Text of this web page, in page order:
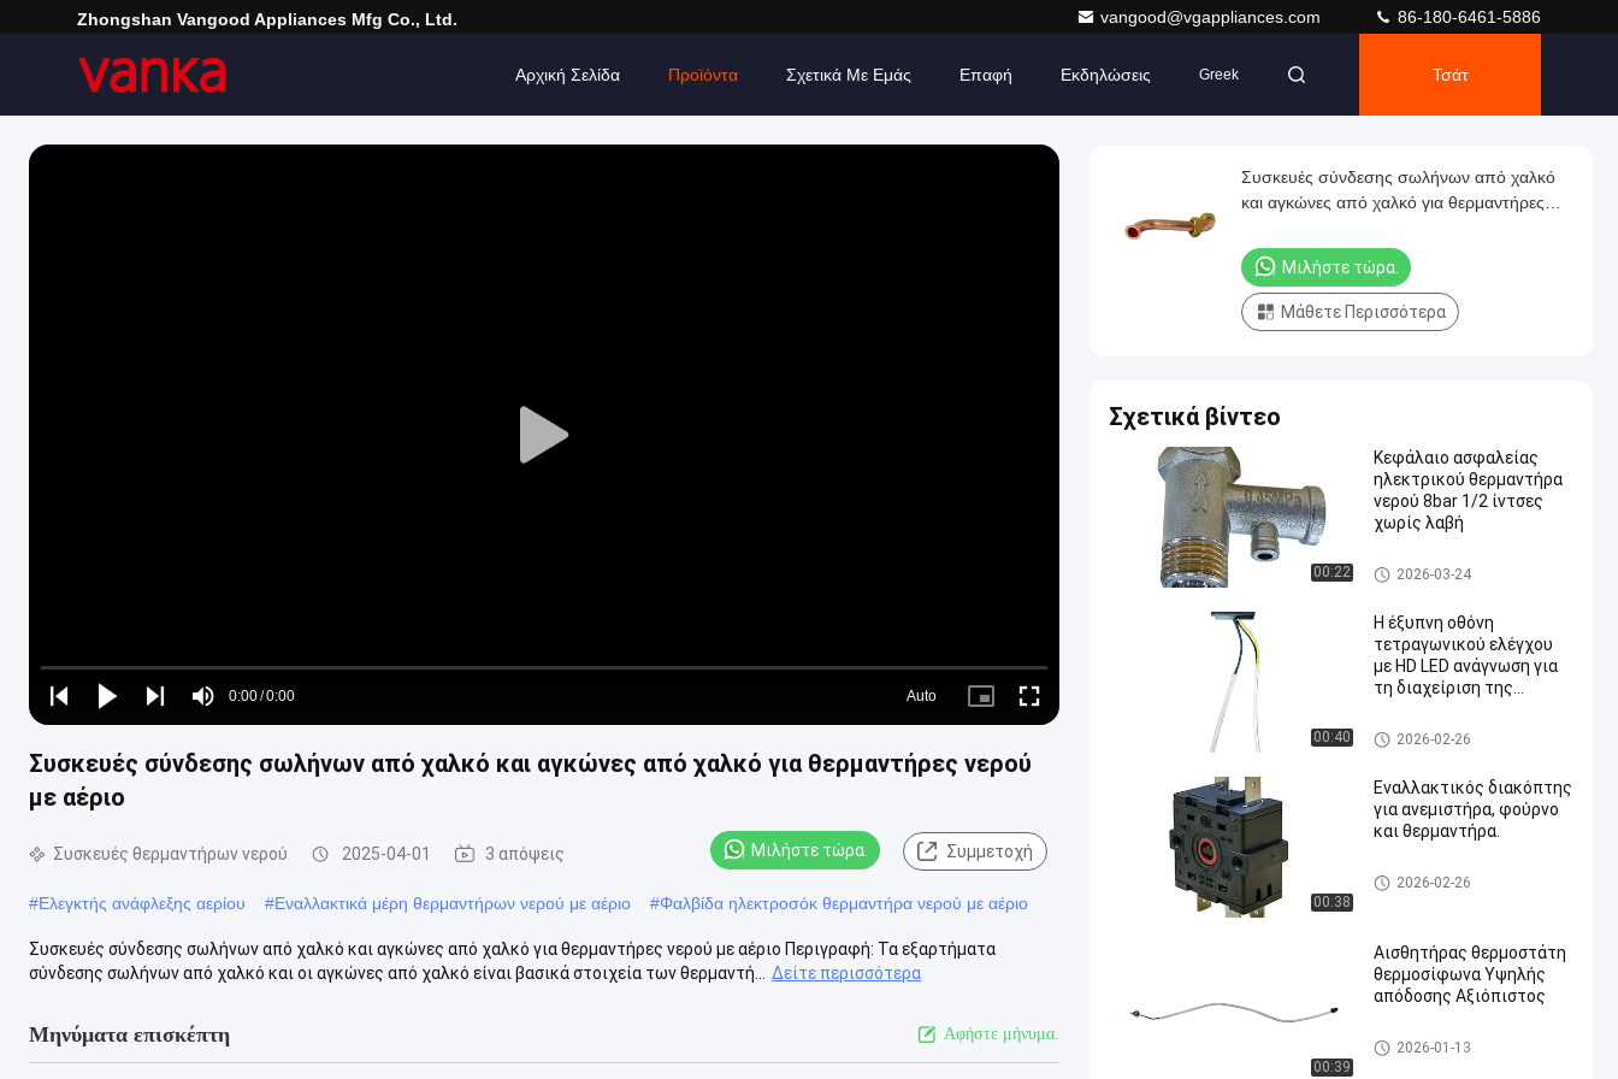
Zhongshan Vangood Appliances Mfg Co., Ltd. vangood@vgappliances.com 86-180-6461-5886
Αρχική Σελίδα Προϊόντα Σχετικά Με Εμάς Επαφή Εκδηλώσεις Greek Τσάτ
Play
Play
Play
Play
Mute
Time
0:00/0:00
Loaded:
0%
Auto
Picture- Fullscreen
Συσκευές σύνδεσης σωλήνων από χαλκό και αγκώνες από χαλκό για θερμαντήρες νερού
με αέριο
Συσκευές θερμαντήρων νερού 2025-04-01 3 απόψεις Μιλήστε τώρα. Συμμετοχή
#Ελεγκτής ανάφλεξης αερίου #Εναλλακτικά μέρη θερμαντήρων νερού με αέριο #Φαλβίδα ηλεκτροσόκ θερμαντήρα νερού με αέριο
Συσκευές σύνδεσης σωλήνων από χαλκό και αγκώνες από χαλκό για θερμαντήρες νερού με αέριο Περιγραφή: Τα εξαρτήματα
σύνδεσης σωλήνων από χαλκό και οι αγκώνες από χαλκό είναι βασικά στοιχεία των θερμαντή...
Δείτε περισσότερα
Μηνύματα επισκέπτη Αφήστε μήνυμα.
Συσκευές σύνδεσης σωλήνων από χαλκό
και αγκώνες από χαλκό για θερμαντήρες
Μιλήστε τώρα.
Μάθετε Περισσότερα
Σχετικά βίντεο
00:22
Κεφάλαιο ασφαλείας
ηλεκτρικού θερμαντήρα
νερού 8bar 1/2 ίντσες
χωρίς λαβή
Συσκευές θερμαντήρων νερ
ού
2026-03-24
00:40
Η έξυπνη οθόνη
τετραγωνικού ελέγχου
με HD LED ανάγνωση για
τη διαχείριση της
θερμαντήρα νερού
Συσκευές θερμαντήρων νερ
ού
2026-02-26
00:38
Εναλλακτικός διακόπτης
για ανεμιστήρα, φούρνο
και θερμαντήρα.
Συσκευές θερμαντήρων νερ
ού
2026-02-26
00:39
Αισθητήρας θερμοστάτη
θερμοσίφωνα Υψηλής
απόδοσης Αξιόπιστος
Συσκευές θερμαντήρων νερ
ού
2026-01-13